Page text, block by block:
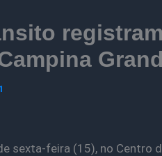
sexta-feira (15), no Centro